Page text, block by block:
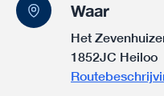
Waar
Het
1852JC Heiloo